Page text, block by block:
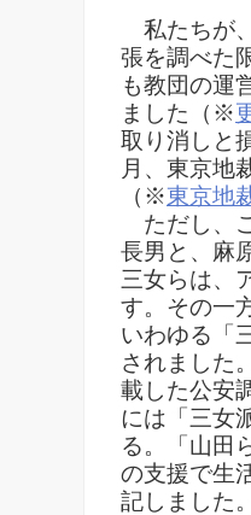
私たちが
張を調べた
も教団の運
ました（※
取り消しと
月、東京地
（※東京地
ただし、
長男と、麻
三女らは、
す。その一
いわゆる「
されました
載した公安
には「三女
る。「山田
の支援で生
記しました